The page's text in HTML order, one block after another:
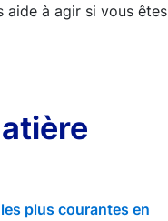
aide à agir si vous êtes
plus courantes en